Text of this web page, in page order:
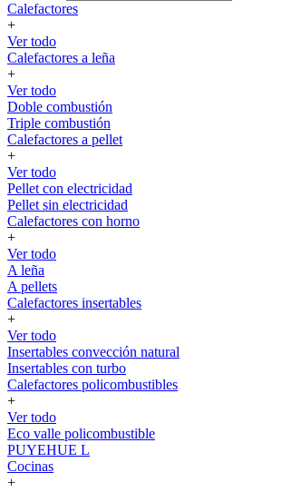
Calefactores
+
Ver todo
Calefactores a leña
+
Ver todo
Doble combustión
Triple combustión
Calefactores a pellet
+
Ver todo
Pellet con electricidad
Pellet sin electricidad
Calefactores con horno
+
Ver todo
A leña
A pellets
Calefactores insertables
+
Ver todo
Insertables convección natural
Insertables con turbo
Calefactores policombustibles
+
Ver todo
Eco valle policombustible
PUYEHUE L
Cocinas
+